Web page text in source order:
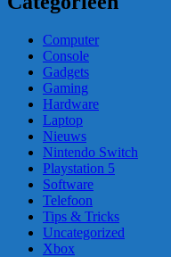
Computer
Console
Gadgets
Gaming
Hardware
Laptop
Nieuws
Nintendo Switch
Playstation 5
Software
Telefoon
Tips & Tricks
Uncategorized
Xbox